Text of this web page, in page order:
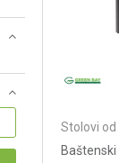
Stolovi